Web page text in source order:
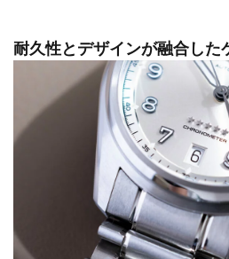
耐久性とデザインが融合した